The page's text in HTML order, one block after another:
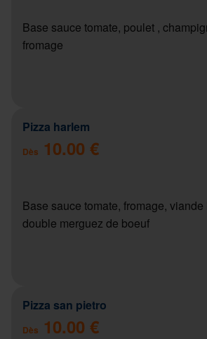
Base sauce tomate, poulet ,
fromage
Pizza harlem
Dès 10.00 €
Base sauce tomate, fromage,
double merguez de boeuf
Pizza san pietro
Dès 10.00 €